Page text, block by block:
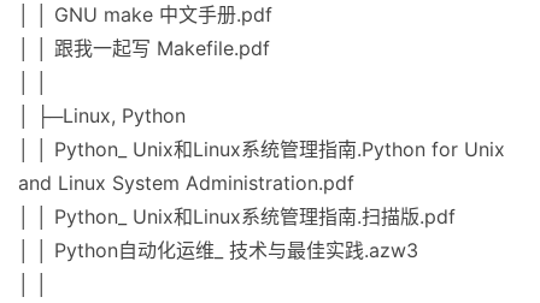
│ │ GNU make 中文手册.pdf
│ │ 跟我一起写 Makefile.pdf
│ ├─Linux, Python
│ │ Python_ Unix和Linux系统管理指南.Python for Unix
and Linux System Administration.pdf
│ │ Python_ Unix和Linux系统管理指南.扫描版.pdf
│ │ Python自动化运维_ 技术与最佳实践.azw3